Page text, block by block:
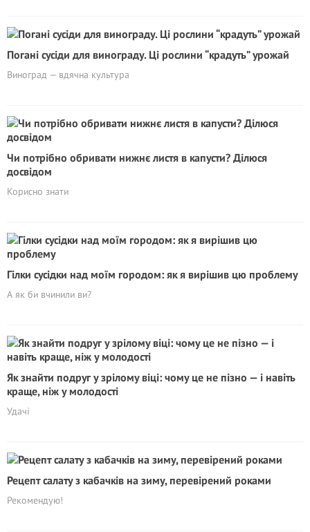
Погані сусіди для винограду. Ці рослини “крадyть” урожай
Виноград — вдячна культура
Чи потрібно обривати нижнє листя в капусти? Ділюся
досвідом
Корисно знати
Гілки сусідки над моїм городом: як я вирішив цю проблему
А як би вчинили ви?
Як знайти подруг у зрілому віці: чому це не пізно — і навіть
краще, ніж у молодості
Удачі
Рецепт салату з кабачків на зиму, перевірений роками
Рекомендую!